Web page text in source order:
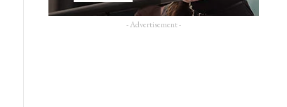
- Advertisement -